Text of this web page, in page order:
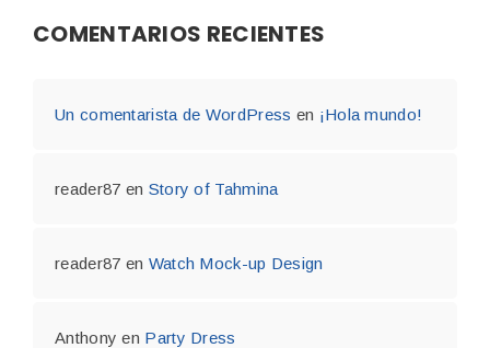
COMENTARIOS RECIENTES
Un comentarista de WordPress en ¡Hola mundo!
reader87 en Story of Tahmina
reader87 en Watch Mock-up Design
Anthony en Party Dress